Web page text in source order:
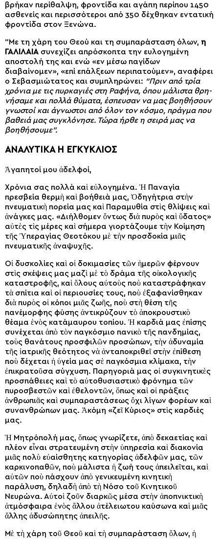
βρήκαν περίθαλψη, φροντίδα και αγάπη περίπου 1450
ασθενείς και περισσότεροι από 350 δέχθηκαν εντατική
φροντίδα στον Ξενώνα.
“Με τη χάρη του Θεού και τη συμπαράσταση όλων, η
ΓΑΛΙΛΑΙΑ συνεχίζει απρόσκοπτα την ευλογημένη
αποστολή της και ενώ «εν μέσω παγίδων
διαβαίνομεν», «επί επάλξεων περιπατούμεν», αναφέρει
ο Σεβασμιώτατος και συμπληρώνει: “Πριν από τρία
χρόνια με τις πυρκα­γιές στη Ραφήνα, όπου μάλιστα θρη­
νήσαμε και πολλά θύματα, έσπευσαν να μας βοηθήσουν
γνωστοί και άγνωστοι από όλον τον κόσμο, πράγμα που
βαθειά μας συγκλόνησε. Τώρα ήρθε η σειρά μας να
βοηθήσουμε”.
ΑΝΑΛΥΤΙΚΑ Η ΕΓΚΥΚΛΙΟΣ
Ἀγαπητοί μου ἀδελφοί,
Χρόνια σας πολλά καὶ εὐλογημένα. Ἡ Παναγία
πρεσβεία θερμὴ καὶ βοήθειά μας, Ὁδηγήτρια στὴν
πνευματικὴ πορεία μας καὶ Παραμυθία στὶς θλίψεις καὶ
ἀνάγκες μας. «Διήλθομεν ὄντως διὰ πυρὸς καὶ ὕδατος»
αὐτὲς τὶς μέρες καὶ σήμερα γιορτάζουμε τὴν Κοίμηση
τῆς Ὑπεραγίας Θεοτόκου μὲ τὴν προσδοκία μιᾶς
πνευματικῆς ἀναψυχῆς.
Οἱ δυσκολίες καὶ οἱ δοκιμασίες τῶν ἡμερῶν φέρνουν
στὶς σκέψεις μας μαζὶ μὲ τὸ δράμα τῆς οἰκολογικῆς
καταστροφῆς, καὶ ὅλους αὐτοὺς ποὺ κατα­στράφηκαν
τὰ σπίτια καὶ οἱ περιουσίες τους, ποὺ ἐξαφανίσθηκαν
διὰ πυρὸς οἱ κόποι μιᾶς ζωῆς, ποὺ στὴ θέση τῆς
πανέμορφης φύσης ἀντικρύζουν τὸ ἀπο­κρουστικὸ
θέαμα ἑνὸς κατάμαυρου τοπίου. Ἡ καρδιά μας ἐπίσης
συνέχεται ἀπὸ τὸν παγκόσμιο πανικὸ τῆς πανδημίας,
τοὺς θανάτους προσφιλῶν προσώ­πων, τὴν ἀδυναμία
τῆς ἰατρικῆς θεότητος νὰ ἀνταποκριθεῖ στὴν ἐπίθεση
ποὺ δέχεται ἡ ὑγεία μας σὲ παγκόσμια κλίμακα, τὴν
ἐπικρατοῦσα σύγχυση. Παρηγοριά μας οἱ συγκινητικὲς
προσπά­θειες καὶ τὸ αὐτοθυσιαστικὸ φρόνημα τῶν
πυροσβε­στῶν καὶ ἐθελοντῶν, ὅπως καὶ οἱ πράξεις
ἀνθρωπιᾶς καὶ συμπαραστάσεως ὄχι λίγων φορέων καὶ
συνανθρώπων μας. Ἀκόμη «ζεῖ Κύριος» στὶς καρδιές
μας.
Ἡ Μητρόπολή μας, ὅπως γνωρίζετε, ἀπὸ δεκαετίας καὶ
πλέον εἶναι στρατευμένη στὴν ὑπηρεσία καὶ διακονία
μιᾶς πολὺ εὐαίσθητης κατηγορίας ἀδελφῶν μας, τῶν
καρκινοπαθῶν, ποὺ μάλιστα ἡ ζωή τους ἀπειλεῖται, καὶ
αὐτῶν ποὺ πάσχουν ἀπὸ γενικευμένη κινητικὴ
παράλυση, δηλαδὴ ἀπὸ τὴ Νόσο τοῦ Κινητικοῦ
Νευρώνα. Αὐτοὶ ζοῦν διαρκῶς μέσα στὴν ἀποπνικτικὴ
ἀτμό­σφαιρα ἑνὸς ἄλλου ἀτέλειωτου καύσωνα καὶ μιᾶς
ἄλλης ἀδυσώπητης ἀπειλῆς.
Μὲ τὴ χάρη τοῦ Θεοῦ καὶ τὴ συμπαράσταση ὅλων, ἡ